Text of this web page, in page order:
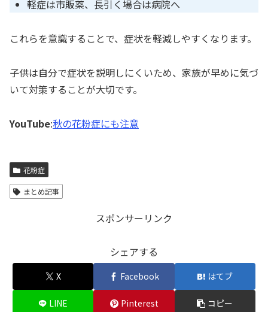
軽症は市販薬、長引く場合は病院へ
これらを意識することで、症状を軽減しやすくなります。
子供は自分で症状を説明しにくいため、家族が早めに気づ
いて対策することが大切です。
YouTube:秋の花粉症にも注意
花粉症
まとめ記事
スポンサーリンク
シェアする
X Facebook はてブ
LINE Pinterest コピー